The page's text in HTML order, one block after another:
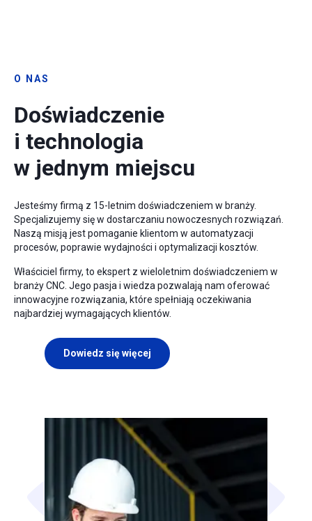
O NAS
Doświadczenie
i technologia
w jednym miejscu
Jesteśmy firmą z 15-letnim doświadczeniem w branży.
Specjalizujemy się w dostarczaniu nowoczesnych rozwiązań.
Naszą misją jest pomaganie klientom w automatyzacji
procesów, poprawie wydajności i optymalizacji kosztów.
Właściciel firmy, to ekspert z wieloletnim doświadczeniem w
branży CNC. Jego pasja i wiedza pozwalają nam oferować
innowacyjne rozwiązania, które spełniają oczekiwania
najbardziej wymagających klientów.
Dowiedz się więcej